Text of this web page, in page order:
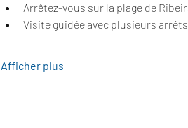
Arrêtez-vous sur la plage de
Visite guidée avec plusieurs
Afficher plus